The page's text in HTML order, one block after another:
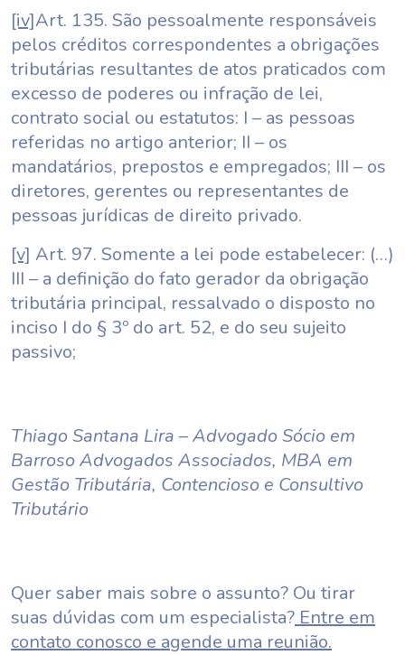
[iv]Art. 135. São pessoalmente responsáveis
pelos créditos correspondentes a obrigações
tributárias resultantes de atos praticados com
excesso de poderes ou infração de lei,
contrato social ou estatutos: I – as pessoas
referidas no artigo anterior; II – os
mandatários, prepostos e empregados; III – os
diretores, gerentes ou representantes de
pessoas jurídicas de direito privado.
[v] Art. 97. Somente a lei pode estabelecer: (…)
III – a definição do fato gerador da obrigação
tributária principal, ressalvado o disposto no
inciso I do § 3º do art. 52, e do seu sujeito
passivo;
Thiago Santana Lira – Advogado Sócio em
Barroso Advogados Associados, MBA em
Gestão Tributária, Contencioso e Consultivo
Tributário
Quer saber mais sobre o assunto? Ou tirar
suas dúvidas com um especialista? Entre em
contato conosco e agende uma reunião.